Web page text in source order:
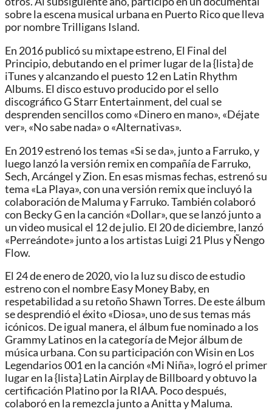
sobre la escena musical urbana en Puerto Rico que lleva
por nombre Trilligans Island.
En 2016 publicó su mixtape estreno, El Final del
Principio, debutando en el primer lugar de la {lista} de
iTunes y alcanzando el puesto 12 en Latin Rhythm
Albums. ​El disco estuvo producido por el sello
discográfico G Starr Entertainment, del cual se
desprenden sencillos como «Dinero en mano», «Déjate
ver», «No sabe nada» o «Alternativas».
En 2019 estrenó los temas «Si se da», junto a Farruko, y
luego lanzó la versión remix en compañía de Farruko,
Sech, Arcángel y Zion. En esas mismas fechas, estrenó su
tema «La Playa», con una versión remix que incluyó la
colaboración de Maluma y Farruko. También colaboró ​​
con Becky G en la canción «Dollar», que se lanzó junto a
un video musical el 12 de julio. ​El 20 de diciembre, lanzó
«Perreándote» junto a los artistas Luigi 21 Plus y Ñengo
Flow. ​
El 24 de enero de 2020, vio la luz su disco de estudio
estreno con el nombre Easy Money Baby, en
respetabilidad a su retoño Shawn Torres. ​De este álbum
se desprendió el éxito «Diosa», uno de sus temas más
icónicos. De igual manera, el álbum fue nominado a los
Grammy Latinos en la categoría de Mejor álbum de
música urbana. ​Con su participación con Wisin en Los
Legendarios 001 en la canción «Mi Niña», logró el primer
lugar en la {lista} Latin Airplay de Billboard y obtuvo la
certificación Platino por la RIAA. Poco después,
colaboró en la remezcla junto a Anitta y Maluma.